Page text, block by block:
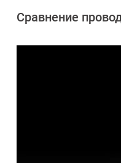
Калашников
Сравнение